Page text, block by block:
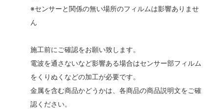
※センサーと関係の無い場所のフィルムは影響ありませ
ん
施工前にご確認をお願い致します。
電波を通さないなど影響ある場合はセンサー部フィルム
をくりぬくなどの加工が必要です。
金属を含む商品かどうかは、各商品の商品説明文をご確
認ください。